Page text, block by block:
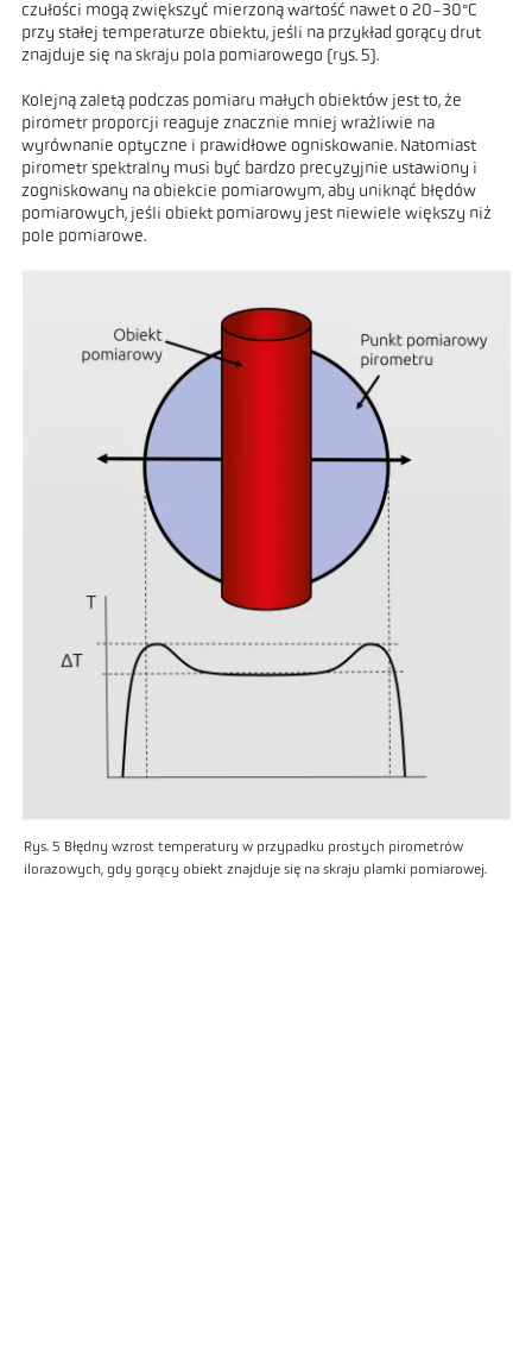
czułości mogą zwiększyć mierzoną wartość nawet o 20-30°C
przy stałej temperaturze obiektu, jeśli na przykład gorący drut
znajduje się na skraju pola pomiarowego (rys. 5).
Kolejną zaletą podczas pomiaru małych obiektów jest to, że
pirometr proporcji reaguje znacznie mniej wrażliwie na
wyrównanie optyczne i prawidłowe ogniskowanie. Natomiast
pirometr spektralny musi być bardzo precyzyjnie ustawiony i
zogniskowany na obiekcie pomiarowym, aby uniknąć błędów
pomiarowych, jeśli obiekt pomiarowy jest niewiele większy niż
pole pomiarowe.
Rys. 5 Błędny wzrost temperatury w przypadku prostych pirometrów
ilorazowych, gdy gorący obiekt znajduje się na skraju plamki pomiarowej.